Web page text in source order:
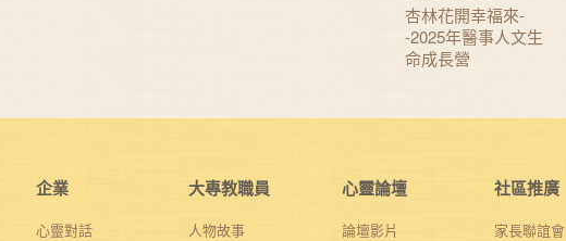
杏林花開幸福來-
-2025年醫事人文生
命成長營
企業
心靈對話
大專教職員
人物故事
心靈論壇
論壇影片
社區推廣
家長聯誼會